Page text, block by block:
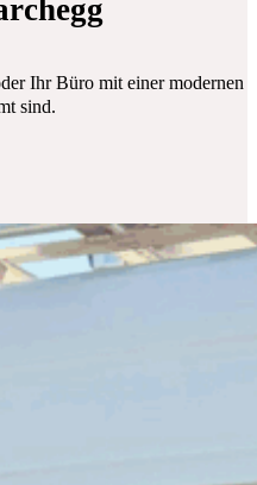
Ihr Büro mit einer
sind.